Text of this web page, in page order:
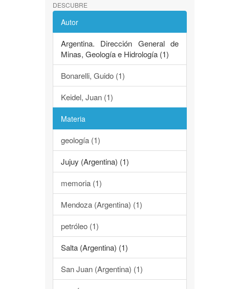
DESCUBRE
Autor
Argentina. Dirección General de
Minas, Geología e Hidrología (1)
Bonarelli, Guido (1)
Keidel, Juan (1)
Materia
geología (1)
Jujuy (Argentina) (1)
memoria (1)
Mendoza (Argentina) (1)
petróleo (1)
Salta (Argentina) (1)
San Juan (Argentina) (1)